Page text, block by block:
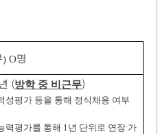
) O명
(방학 중 비근무)
성평가 등을 통해 정식채용 여부
력평가를 통해 1년 단위로 연장 가